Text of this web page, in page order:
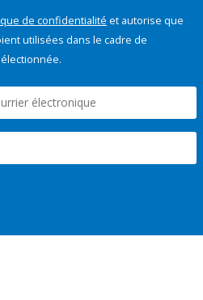
de confidentialité et autorise que
utilisées dans le cadre de